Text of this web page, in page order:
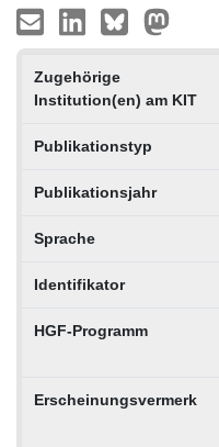
Zugehörige
Institution(en) am KIT
Publikationstyp
Publikationsjahr
Sprache
Identifikator
HGF-Programm
Erscheinungsvermerk